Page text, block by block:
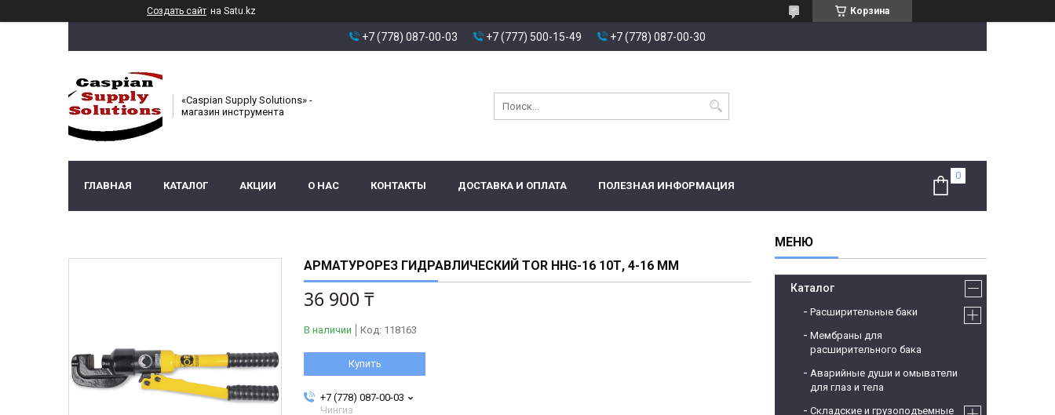
Создать сайт на Satu.kz Корзина
+7 (778) 087-00-03 +7 (777) 500-15-49 +7 (778) 087-00-30
«Caspian Supply Solutions» -
магазин инструмента
ГЛАВНАЯ КАТАЛОГ АКЦИИ О НАС КОНТАКТЫ ДОСТАВКА И ОПЛАТА ПОЛЕЗНАЯ ИНФОРМАЦИЯ
АРМАТУРОРЕЗ ГИДРАВЛИЧЕСКИЙ TOR HHG-16 10Т, 4-16 ММ
36 900 ₸
В наличии Код: 118163
Купить
+7 (778) 087-00-03
Чингиз
Каталог
Расширительные баки
Мембраны для
расширительного бака
Аварийные души и омыватели
для глаз и тела
Складские и грузоподъемные